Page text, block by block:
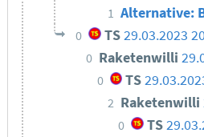
1 Alternative:
0 TS29.03.2023
0 Raketenwilli
0 TS
2 Raketenwilli
0 TS